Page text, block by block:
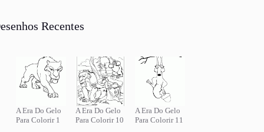
Recentes
A Era Do Gelo
Para Colorir 1
A Era Do Gelo
Para Colorir 10
A Era Do Gelo
Para Colorir 11